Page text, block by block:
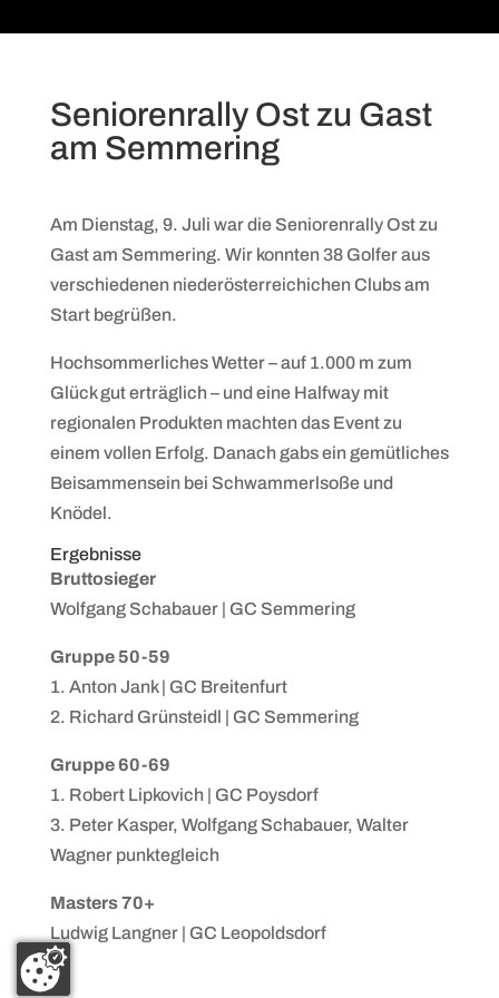
Seniorenrally Ost zu Gast
am Semmering
Am Dienstag, 9. Juli war die Seniorenrally Ost zu
Gast am Semmering. Wir konnten 38 Golfer aus
verschiedenen niederösterreichichen Clubs am
Start begrüßen.
Hochsommerliches Wetter – auf 1.000 m zum
Glück gut erträglich – und eine Halfway mit
regionalen Produkten machten das Event zu
einem vollen Erfolg. Danach gabs ein gemütliches
Beisammensein bei Schwammerlsoße und
Knödel.
Ergebnisse
Bruttosieger
Wolfgang Schabauer | GC Semmering
Gruppe 50-59
1. Anton Jank | GC Breitenfurt
2. Richard Grünsteidl | GC Semmering
Gruppe 60-69
1. Robert Lipkovich | GC Poysdorf
3. Peter Kasper, Wolfgang Schabauer, Walter
Wagner punktegleich
Masters 70+
Ludwig Langner | GC Leopoldsdorf